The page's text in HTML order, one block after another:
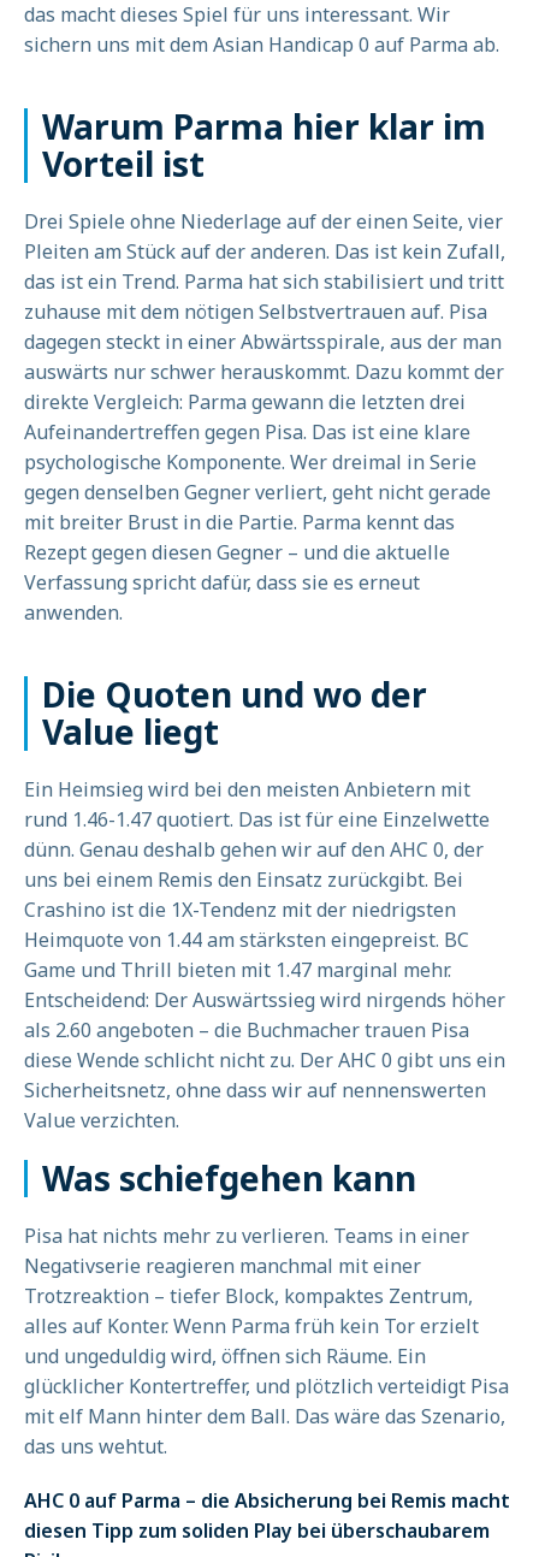
das macht dieses Spiel für uns interessant. Wir
sichern uns mit dem Asian Handicap 0 auf Parma ab.
Warum Parma hier klar im
Vorteil ist
Drei Spiele ohne Niederlage auf der einen Seite, vier
Pleiten am Stück auf der anderen. Das ist kein Zufall,
das ist ein Trend. Parma hat sich stabilisiert und tritt
zuhause mit dem nötigen Selbstvertrauen auf. Pisa
dagegen steckt in einer Abwärtsspirale, aus der man
auswärts nur schwer herauskommt. Dazu kommt der
direkte Vergleich: Parma gewann die letzten drei
Aufeinandertreffen gegen Pisa. Das ist eine klare
psychologische Komponente. Wer dreimal in Serie
gegen denselben Gegner verliert, geht nicht gerade
mit breiter Brust in die Partie. Parma kennt das
Rezept gegen diesen Gegner – und die aktuelle
Verfassung spricht dafür, dass sie es erneut
anwenden.
Die Quoten und wo der
Value liegt
Ein Heimsieg wird bei den meisten Anbietern mit
rund 1.46-1.47 quotiert. Das ist für eine Einzelwette
dünn. Genau deshalb gehen wir auf den AHC 0, der
uns bei einem Remis den Einsatz zurückgibt. Bei
Crashino ist die 1X-Tendenz mit der niedrigsten
Heimquote von 1.44 am stärksten eingepreist. BC
Game und Thrill bieten mit 1.47 marginal mehr.
Entscheidend: Der Auswärtssieg wird nirgends höher
als 2.60 angeboten – die Buchmacher trauen Pisa
diese Wende schlicht nicht zu. Der AHC 0 gibt uns ein
Sicherheitsnetz, ohne dass wir auf nennenswerten
Value verzichten.
Was schiefgehen kann
Pisa hat nichts mehr zu verlieren. Teams in einer
Negativserie reagieren manchmal mit einer
Trotzreaktion – tiefer Block, kompaktes Zentrum,
alles auf Konter. Wenn Parma früh kein Tor erzielt
und ungeduldig wird, öffnen sich Räume. Ein
glücklicher Kontertreffer, und plötzlich verteidigt Pisa
mit elf Mann hinter dem Ball. Das wäre das Szenario,
das uns wehtut.
AHC 0 auf Parma – die Absicherung bei Remis macht
diesen Tipp zum soliden Play bei überschaubarem